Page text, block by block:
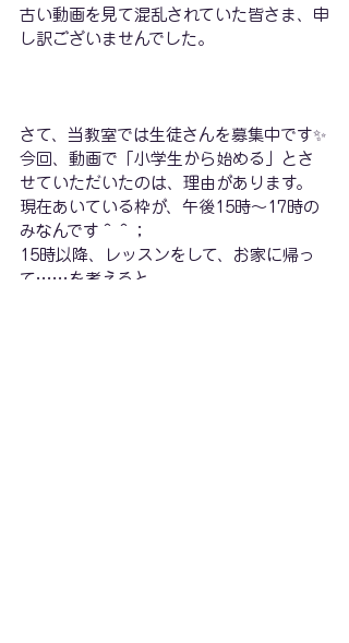
古い動画を見て混乱されていた皆さま、申
し訳ございませんでした。
さて、当教室では生徒さんを募集中です✨
今回、動画で「小学生から始める」とさ
せていただいたのは、理由があります。
現在あいている枠が、午後15時～17時の
みなんです＾＾；
15時以降、レッスンをして、お家に帰っ
て……を考えると